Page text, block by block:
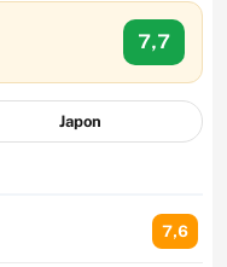
7,7
Japon
7,6